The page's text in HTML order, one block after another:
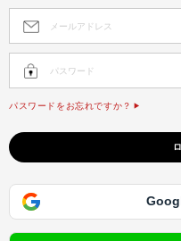
パスワードをお忘れですか？